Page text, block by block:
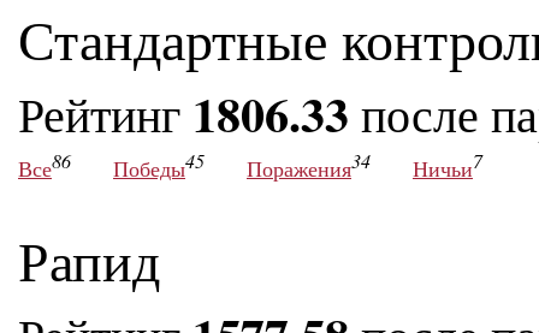
Стандартные
Рейтинг 1806.33 после
Все86 Победы45 Поражения34 Ничьи7
Рапид